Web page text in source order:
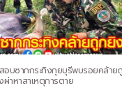
อบซากกระทิงกุยบุรีพบรอยคล้าย
ผ่าหาสาเหตุการตาย